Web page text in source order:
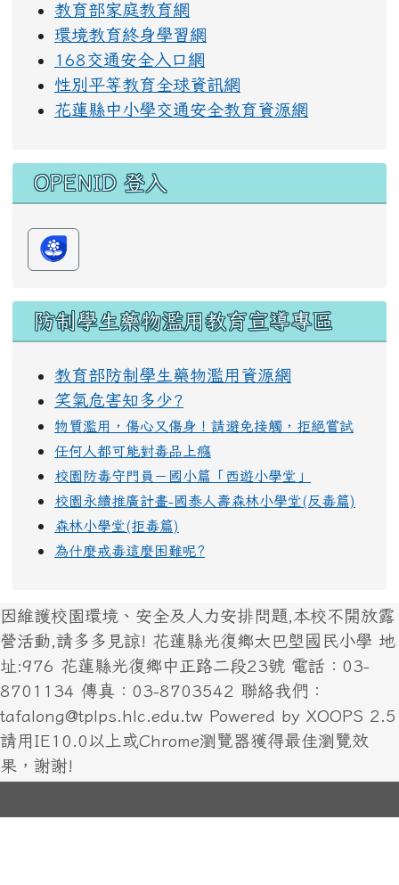
教育部家庭教育網
環境教育終身學習網
168交通安全入口網
性別平等教育全球資訊網
花蓮縣中小學交通安全教育資源網
OPENID 登入
防制學生藥物濫用教育宣導專區
教育部防制學生藥物濫用資源網
笑氣危害知多少?
物質濫用，傷心又傷身！請避免接觸，拒絕嘗試
任何人都可能對毒品上癮
校園防毒守門員－國小篇「西遊小學堂」
校園永續推廣計畫-國泰人壽森林小學堂(反毒篇)
森林小學堂(拒毒篇)
為什麼戒毒這麼困難呢?
因維護校園環境、安全及人力安排問題,本校不開放露
營活動,請多多見諒! 花蓮縣光復鄉太巴塱國民小學 地
址:976 花蓮縣光復鄉中正路二段23號 電話：03-
8701134 傳真：03-8703542 聯絡我們：
tafalong@tplps.hlc.edu.tw Powered by XOOPS 2.5
請用IE10.0以上或Chrome瀏覽器獲得最佳瀏覽效
果，謝謝!